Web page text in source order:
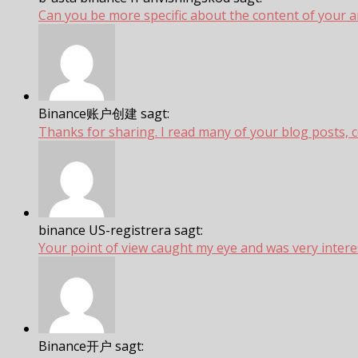
Can you be more specific about the content of your
Binance账户创建 sagt:
Thanks for sharing. I read many of your blog posts,
binance US-registrera sagt:
Your point of view caught my eye and was very
Binance开户 sagt: